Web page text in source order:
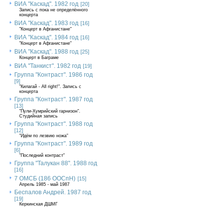
ВИА "Каскад". 1982 год [20]
Запись с пока не определённого
концерта
ВИА "Каскад". 1983 год [16]
"Концерт в Афганистане"
ВИА "Каскад". 1984 год [16]
"Концерт в Афганистане"
ВИА "Каскад". 1988 год [25]
Концерт в Баграме
ВИА "Танкист". 1982 год [19]
Группа "Контраст". 1986 год
[9]
"Килагай - All right!". Запись с
концерта
Группа "Контраст". 1987 год
[13]
"Пули-Хумрийский гарнизон".
Студийная запись
Группа "Контраст". 1988 год
[12]
"Идём по лезвию ножа"
Группа "Контраст". 1989 год
[6]
"Последний контраст"
Группа "Талукан 88". 1988 год
[16]
7 ОМСБ (186 ООСпН) [15]
Апрель 1985 - май 1987
Беспалов Андрей. 1987 год
[19]
Керкинская ДШМГ